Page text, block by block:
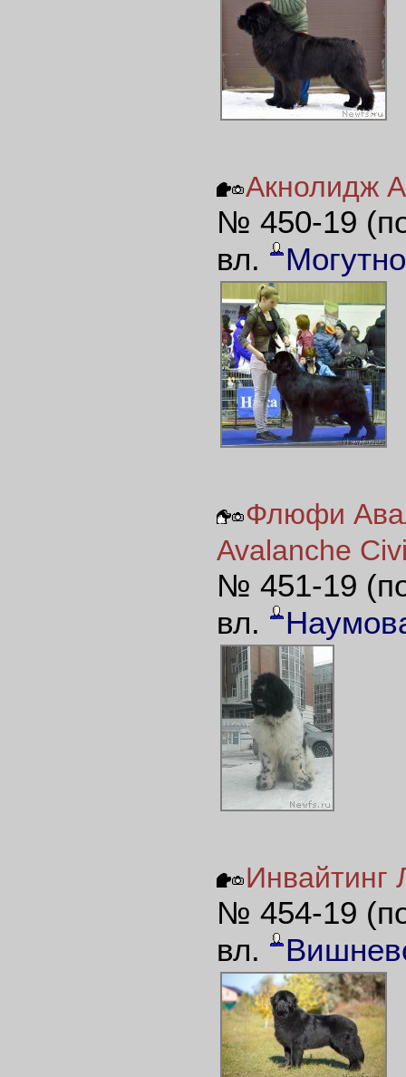
Акнолидж
№ 450-19
вл.
Флюфи
Avalanche
№ 451-19
вл.
Инвайтинг
№ 454-19
вл.